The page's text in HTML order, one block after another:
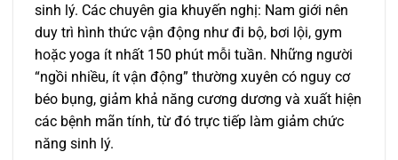
sinh lý. Các chuyên gia khuyến nghị: Nam giới nên
duy trì hình thức vận động như đi bộ, bơi lội, gym
hoặc yoga ít nhất 150 phút mỗi tuần. Những người
“ngồi nhiều, ít vận động” thường xuyên có nguy cơ
béo bụng, giảm khả năng cương dương và xuất hiện
các bệnh mãn tính, từ đó trực tiếp làm giảm chức
năng sinh lý.